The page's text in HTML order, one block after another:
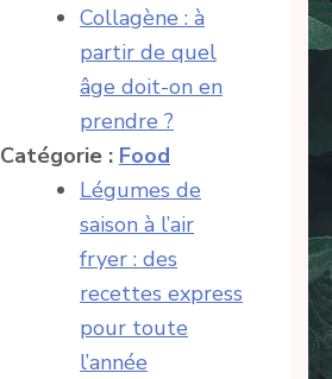
Collagène : à
partir de quel
âge doit-on en
prendre ?
Catégorie : Food
Légumes de
saison à l’air
fryer : des
recettes express
pour toute
l’année